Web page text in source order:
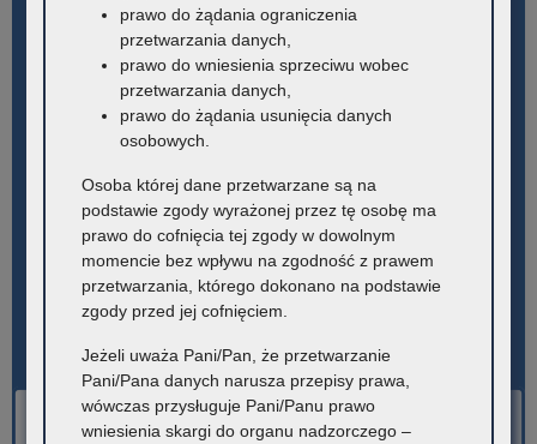
prawo do żądania ograniczenia
przetwarzania danych,
prawo do wniesienia sprzeciwu wobec
przetwarzania danych,
prawo do żądania usunięcia danych
osobowych.
Osoba której dane przetwarzane są na
podstawie zgody wyrażonej przez tę osobę ma
prawo do cofnięcia tej zgody w dowolnym
momencie bez wpływu na zgodność z prawem
przetwarzania, którego dokonano na podstawie
zgody przed jej cofnięciem.
Jeżeli uważa Pani/Pan, że przetwarzanie
Pani/Pana danych narusza przepisy prawa,
wówczas przysługuje Pani/Panu prawo
wniesienia skargi do organu nadzorczego –